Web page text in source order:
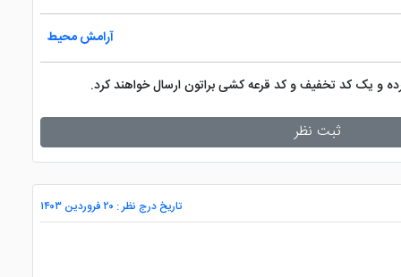
آرامش محیط
و یک کد تخفیف و کد قرعه کشی براتون ارسال خواهند کرد.
ثبت نظر
تاریخ درج نظر : ۲۰ فروردین ۱۴۰۳